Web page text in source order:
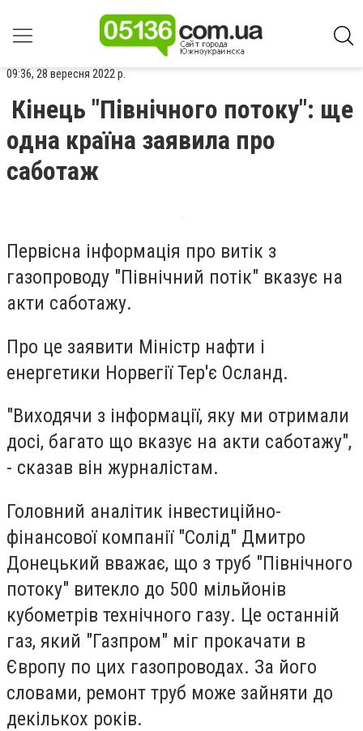
09:36, 28 вересня 2022 р.
Кінець "Північного потоку": ще
одна країна заявила про
саботаж
Первісна інформація про витік з
газопроводу "Північний потік" вказує на
акти саботажу.
Про це заявити Міністр нафти і
енергетики Норвегії Тер'є Осланд.
"Виходячи з інформації, яку ми отримали
досі, багато що вказує на акти саботажу",
- сказав він журналістам.
Головний аналітик інвестиційно-
фінансової компанії "Солід" Дмитро
Донецький вважає, що з труб "Північного
потоку" витекло до 500 мільйонів
кубометрів технічного газу. Це останній
газ, який "Газпром" міг прокачати в
Європу по цих газопроводах. За його
словами, ремонт труб може зайняти до
декількох років.